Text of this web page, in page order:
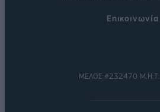
Επικοινωνία
ΜΕΛΟΣ #232470 Μ.Η.Τ.